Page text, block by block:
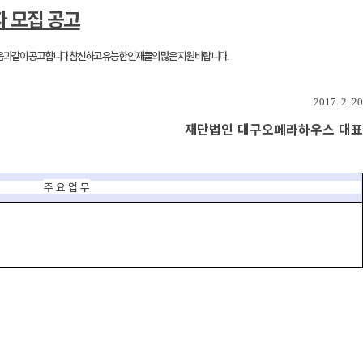
모집 공고
같이 공고합니다참신하고 유능한 인재들의 많은 지원 바랍니다.
2017. 2. 20
재단법인 대구오페라하우스 대표
주 요 업 무